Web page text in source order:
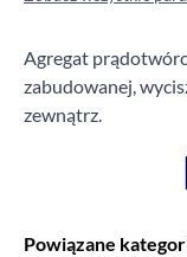
Agregat
zabudowanej,
zewnątrz.
Powiązane